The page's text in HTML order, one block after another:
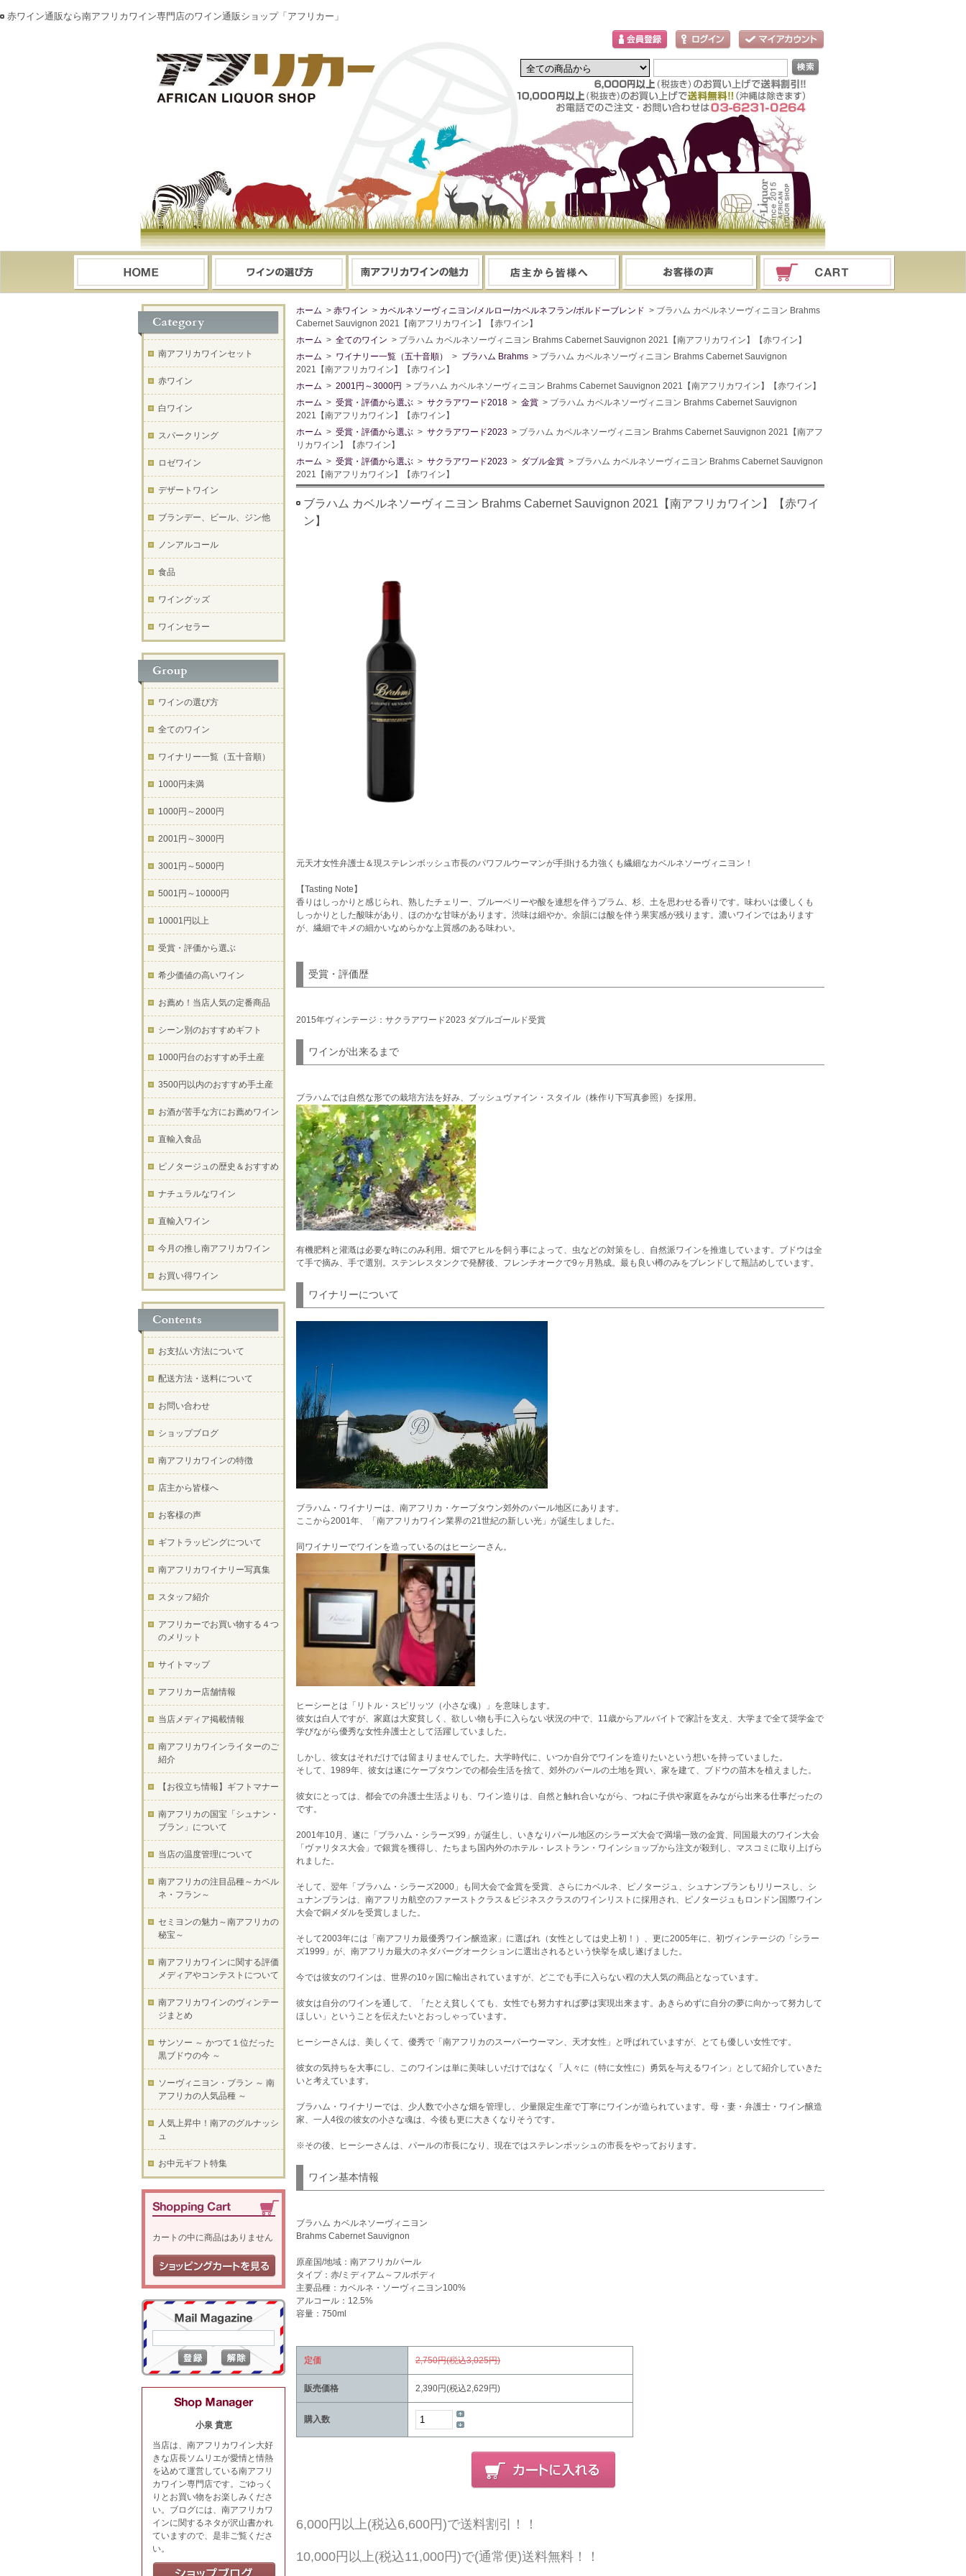
赤ワイン通販なら南アフリカワイン専門店のワイン通販ショップ「アフリカー」
ホーム > 赤ワイン > カベルネソーヴィニヨン/メルロー/カベルネフラン/ボルドーブレンド > ブラハム カベルネソーヴィニヨン Brahms
Cabernet Sauvignon 2021【南アフリカワイン】【赤ワイン】
ホーム > 全てのワイン > ブラハム カベルネソーヴィニヨン Brahms Cabernet Sauvignon 2021【南アフリカワイン】【赤ワイン】
ホーム > ワイナリー一覧（五十音順） > ブラハム Brahms > ブラハム カベルネソーヴィニヨン Brahms Cabernet Sauvignon
2021【南アフリカワイン】【赤ワイン】
ホーム > 2001円～3000円 > ブラハム カベルネソーヴィニヨン Brahms Cabernet Sauvignon 2021【南アフリカワイン】【赤ワイン】
ホーム > 受賞・評価から選ぶ > サクラアワード2018 > 金賞 > ブラハム カベルネソーヴィニヨン Brahms Cabernet Sauvignon
2021【南アフリカワイン】【赤ワイン】
ホーム > 受賞・評価から選ぶ > サクラアワード2023 > ブラハム カベルネソーヴィニヨン Brahms Cabernet Sauvignon 2021【南アフ
リカワイン】【赤ワイン】
ホーム > 受賞・評価から選ぶ > サクラアワード2023 > ダブル金賞 > ブラハム カベルネソーヴィニヨン Brahms Cabernet Sauvignon
2021【南アフリカワイン】【赤ワイン】
ブラハム カベルネソーヴィニヨン Brahms Cabernet Sauvignon 2021【南アフリカワイン】【赤ワイ
ン】
元天才女性弁護士＆現ステレンボッシュ市長のパワフルウーマンが手掛ける力強くも繊細なカベルネソーヴィニヨン！
【Tasting Note】
香りはしっかりと感じられ、熟したチェリー、ブルーベリーや酸を連想を伴うプラム、杉、土を思わせる香りです。味わいは優しくも
しっかりとした酸味があり、ほのかな甘味があります。渋味は細やか。余韻には酸を伴う果実感が残ります。濃いワインではあります
が、繊細でキメの細かいなめらかな上質感のある味わい。
受賞・評価歴
2015年ヴィンテージ：サクラアワード2023 ダブルゴールド受賞
ワインが出来るまで
ブラハムでは自然な形での栽培方法を好み、ブッシュヴァイン・スタイル（株作り下写真参照）を採用。
有機肥料と灌漑は必要な時にのみ利用。畑でアヒルを飼う事によって、虫などの対策をし、自然派ワインを推進しています。ブドウは全
て手で摘み、手で選別。ステンレスタンクで発酵後、フレンチオークで9ヶ月熟成。最も良い樽のみをブレンドして瓶詰めしています。
ワイナリーについて
ブラハム・ワイナリーは、南アフリカ・ケープタウン郊外のパール地区にあります。
ここから2001年、「南アフリカワイン業界の21世紀の新しい光」が誕生しました。
同ワイナリーでワインを造っているのはヒーシーさん。
ヒーシーとは「リトル・スピリッツ（小さな魂）」を意味します。
彼女は白人ですが、家庭は大変貧しく、欲しい物も手に入らない状況の中で、11歳からアルバイトで家計を支え、大学まで全て奨学金で
学びながら優秀な女性弁護士として活躍していました。
しかし、彼女はそれだけでは留まりませんでした。大学時代に、いつか自分でワインを造りたいという想いを持っていました。
そして、1989年、彼女は遂にケープタウンでの都会生活を捨て、郊外のパールの土地を買い、家を建て、ブドウの苗木を植えました。
彼女にとっては、都会での弁護士生活よりも、ワイン造りは、自然と触れ合いながら、つねに子供や家庭をみながら出来る仕事だったの
です。
2001年10月、遂に「ブラハム・シラーズ99」が誕生し、いきなりパール地区のシラーズ大会で満場一致の金賞、同国最大のワイン大会
「ヴァリタス大会」で銀賞を獲得し、たちまち国内外のホテル・レストラン・ワインショップから注文が殺到し、マスコミに取り上げら
れました。
そして、翌年「ブラハム・シラーズ2000」も同大会で金賞を受賞、さらにカベルネ、ピノタージュ、シュナンブランもリリースし、シ
ュナンブランは、南アフリカ航空のファーストクラス＆ビジネスクラスのワインリストに採用され、ピノタージュもロンドン国際ワイン
大会で銅メダルを受賞しました。
そして2003年には「南アフリカ最優秀ワイン醸造家」に選ばれ（女性としては史上初！）、更に2005年に、初ヴィンテージの「シラー
ズ1999」が、南アフリカ最大のネダバーグオークションに選出されるという快挙を成し遂げました。
今では彼女のワインは、世界の10ヶ国に輸出されていますが、どこでも手に入らない程の大人気の商品となっています。
彼女は自分のワインを通して、「たとえ貧しくても、女性でも努力すれば夢は実現出来ます。あきらめずに自分の夢に向かって努力して
ほしい」ということを伝えたいとおっしゃっています。
ヒーシーさんは、美しくて、優秀で「南アフリカのスーパーウーマン、天才女性」と呼ばれていますが、とても優しい女性です。
彼女の気持ちを大事にし、このワインは単に美味しいだけではなく「人々に（特に女性に）勇気を与えるワイン」として紹介していきた
いと考えています。
ブラハム・ワイナリーでは、少人数で小さな畑を管理し、少量限定生産で丁寧にワインが造られています。母・妻・弁護士・ワイン醸造
家、一人4役の彼女の小さな魂は、今後も更に大きくなりそうです。
※その後、ヒーシーさんは、パールの市長になり、現在ではステレンボッシュの市長をやっております。
ワイン基本情報
ブラハム カベルネソーヴィニヨン
Brahms Cabernet Sauvignon
原産国/地域：南アフリカ/パール
タイプ：赤/ミディアム～フルボディ
主要品種：カベルネ・ソーヴィニヨン100%
アルコール：12.5%
容量：750ml
定価 2,750円(税込3,025円)
販売価格 2,390円(税込2,629円)
購入数
6,000円以上(税込6,600円)で送料割引！！
10,000円以上(税込11,000円)で(通常便)送料無料！！
南アフリカワインセット
赤ワイン
白ワイン
スパークリング
ロゼワイン
デザートワイン
ブランデー、ビール、ジン他
ノンアルコール
食品
ワイングッズ
ワインセラー
ワインの選び方
全てのワイン
ワイナリー一覧（五十音順）
1000円未満
1000円～2000円
2001円～3000円
3001円～5000円
5001円～10000円
10001円以上
受賞・評価から選ぶ
希少価値の高いワイン
お薦め！当店人気の定番商品
シーン別のおすすめギフト
1000円台のおすすめ手土産
3500円以内のおすすめ手土産
お酒が苦手な方にお薦めワイン
直輸入食品
ピノタージュの歴史＆おすすめ
ナチュラルなワイン
直輸入ワイン
今月の推し南アフリカワイン
お買い得ワイン
お支払い方法について
配送方法・送料について
お問い合わせ
ショップブログ
南アフリカワインの特徴
店主から皆様へ
お客様の声
ギフトラッピングについて
南アフリカワイナリー写真集
スタッフ紹介
アフリカーでお買い物する４つ
のメリット
サイトマップ
アフリカー店舗情報
当店メディア掲載情報
南アフリカワインライターのご
紹介
【お役立ち情報】ギフトマナー
南アフリカの国宝「シュナン・
ブラン」について
当店の温度管理について
南アフリカの注目品種～カベル
ネ・フラン～
セミヨンの魅力～南アフリカの
秘宝～
南アフリカワインに関する評価
メディアやコンテストについて
南アフリカワインのヴィンテー
ジまとめ
サンソー ～ かつて１位だった
黒ブドウの今 ～
ソーヴィニヨン・ブラン ～ 南
アフリカの人気品種 ～
人気上昇中！南アのグルナッシ
ュ
お中元ギフト特集
カートの中に商品はありません
小泉 貴恵
当店は、南アフリカワイン大好
きな店長ソムリエが愛情と情熱
を込めて運営している南アフリ
カワイン専門店です。ごゆっく
りとお買い物をお楽しみくださ
い。ブログには、南アフリカワ
インに関するネタが沢山書かれ
ていますので、是非ご覧くださ
い。